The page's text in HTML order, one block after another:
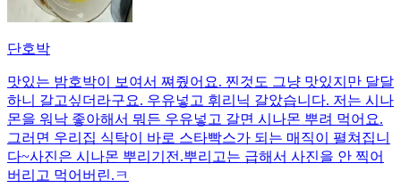
단호박
맛있는 밤호박이 보여서 쪄줬어요. 찐것도 그냥 맛있지만 달달
하니 갈고싶더라구요. 우유넣고 휘리닉 갈았습니다. 저는 시나
몬을 워낙 좋아해서 뭐든 우유넣고 갈면 시나몬 뿌려 먹어요.
그러면 우리집 식탁이 바로 스타빡스가 되는 매직이 펼쳐집니
다~사진은 시나몬 뿌리기전.뿌리고는 급해서 사진을 안 찍어
버리고 먹어버린.ㅋ